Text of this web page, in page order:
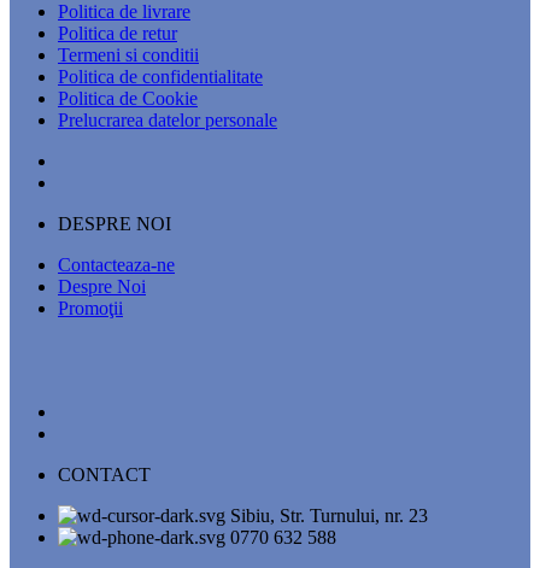
Politica de livrare
Politica de retur
Termeni si conditii
Politica de confidentialitate
Politica de Cookie
Prelucrarea datelor personale
DESPRE NOI
Contacteaza-ne
Despre Noi
Promoţii
CONTACT
Sibiu, Str. Turnului, nr. 23
0770 632 588